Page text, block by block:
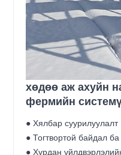
хөдөө аж ахуйн
фермийн
● Хялбар суурилуулалт
● Тогтвортой байдал
● Хурдан